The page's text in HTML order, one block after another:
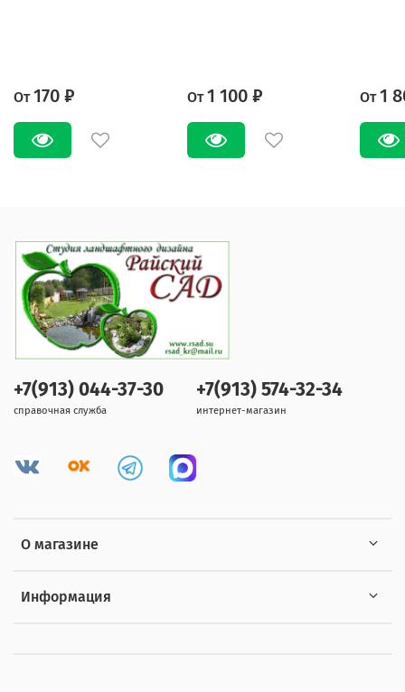
От 170 ₽ От 1 100 ₽ От 1
О магазине
Информация
+7(913) 044-37-30
справочная служба
+7(913) 574-32-34
интернет-магазин